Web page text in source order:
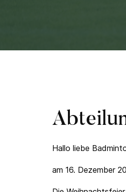
Hallo liebe
am 16. Dezember